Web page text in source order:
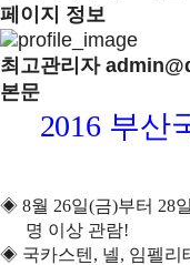
페이지 정보
최고관리자
본문
2016 부산
◈ 8월 26일(금)부터 28일
명 이상 관람!
◈ 국카스텐 , 넬, 임펠리